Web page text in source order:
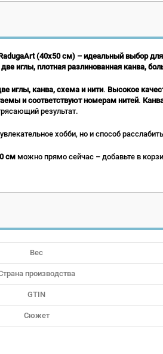
(40x50 см) – идеальный выбор для
две иглы, плотная разлинованная канва,
иглы, канва, схема и нити. Высокое
и соответствуют номерам нитей.
результат.
хобби, но и способ
смможно прямо сейчас – добавьте в
Вес
производства
GTIN
Сюжет